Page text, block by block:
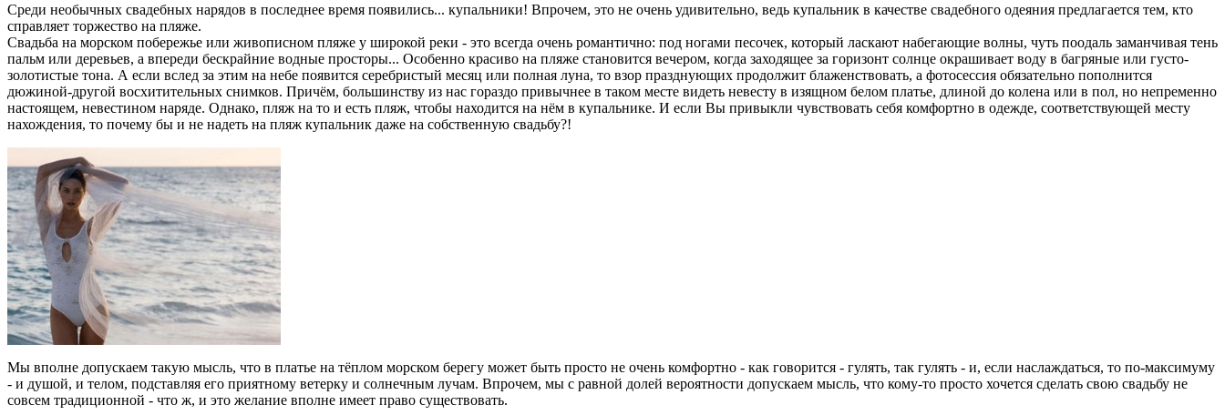
Среди необычных свадебных нарядов в последнее время появились... купальники! Впрочем, это не очень удивительно, ведь купальник в качестве свадебного одеяния предлагается тем, кто
справляет торжество на пляже.
Свадьба на морском побережье или живописном пляже у широкой реки - это всегда очень романтично: под ногами песочек, который ласкают набегающие волны, чуть поодаль заманчивая тень
пальм или деревьев, а впереди бескрайние водные просторы... Особенно красиво на пляже становится вечером, когда заходящее за горизонт солнце окрашивает воду в багряные или густо-
золотистые тона. А если вслед за этим на небе появится серебристый месяц или полная луна, то взор празднующих продолжит блаженствовать, а фотосессия обязательно пополнится
дюжиной-другой восхитительных снимков. Причём, большинству из нас гораздо привычнее в таком месте видеть невесту в изящном белом платье, длиной до колена или в пол, но непременно
настоящем, невестином наряде. Однако, пляж на то и есть пляж, чтобы находится на нём в купальнике. И если Вы привыкли чувствовать себя комфортно в одежде, соответствующей месту
нахождения, то почему бы и не надеть на пляж купальник даже на собственную свадьбу?!
Мы вполне допускаем такую мысль, что в платье на тёплом морском берегу может быть просто не очень комфортно - как говорится - гулять, так гулять - и, если наслаждаться, то по-максимуму
- и душой, и телом, подставляя его приятному ветерку и солнечным лучам. Впрочем, мы с равной долей вероятности допускаем мысль, что кому-то просто хочется сделать свою свадьбу не
совсем традиционной - что ж, и это желание вполне имеет право существовать.